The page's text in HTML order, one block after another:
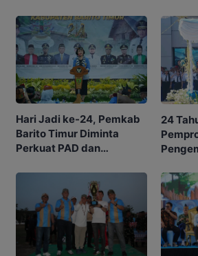
Hari Jadi ke-24, Pemkab
Barito Timur Diminta
Perkuat PAD dan
24